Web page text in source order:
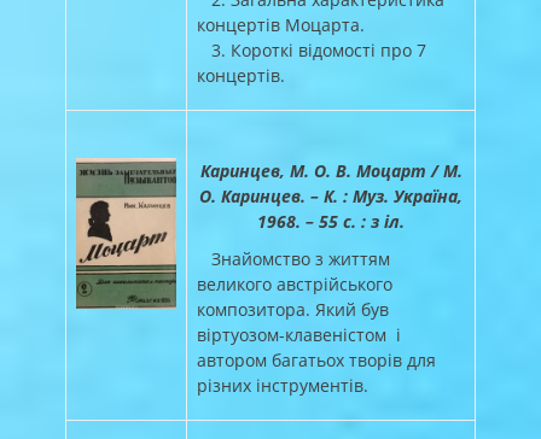
концертів Моцарта.
3. Короткі відомості про 7
концертів.
Каринцев, М. О. В. Моцарт / М.
О. Каринцев. – К. : Муз. Україна,
1968. – 55 с. : з іл.
Знайомство з життям
великого австрійського
композитора. Який був
віртуозом-клавеністом і
автором багатьох творів для
різних інструментів.